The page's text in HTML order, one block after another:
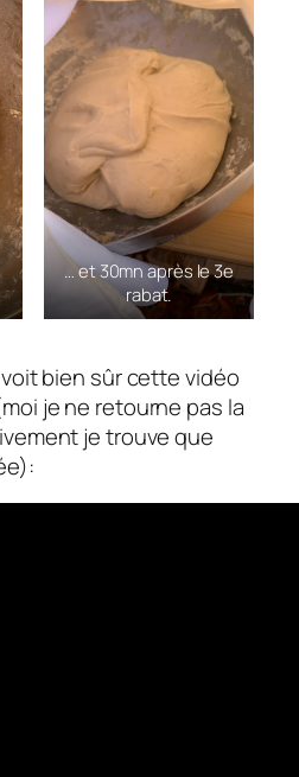
… et 30mn après le 3e
rabat.
bien sûr cette vidéo
je ne retourne pas la
je trouve que